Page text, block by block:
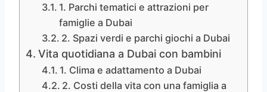
1. Parchi tematici e attrazioni per
famiglie a Dubai
2. Spazi verdi e parchi giochi a Dubai
Vita quotidiana a Dubai con bambini
1. Clima e adattamento a Dubai
2. Costi della vita con una famiglia a